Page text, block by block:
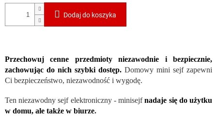
Dodaj do koszyka
Przechowuj cenne przedmioty niezawodnie i bezpiecznie,
zachowując do nich szybki dostęp. Domowy mini sejf zapewni
Ci bezpieczeństwo, niezawodność i wygodę.
Ten niezawodny sejf elektroniczny - minisejfnadaje się do użytku
w domu, ale także w biurze.